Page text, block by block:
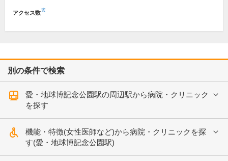
アクセス数※
別の条件で検索
愛・地球博記念公園駅の周辺駅から病院・クリニック
を探す
機能・特徴(女性医師など)から病院・クリニックを探
す(愛・地球博記念公園駅)